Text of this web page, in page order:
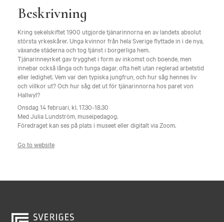
Beskrivning
Kring sekelskiftet 1900 utgjorde tjänarinnorna en av landets absolut
största yrkeskårer. Unga kvinnor från hela Sverige flyttade in i de nya,
växande städerna och tog tjänst i borgerliga hem.
Tjänarinneyrket gav trygghet i form av inkomst och boende, men
innebar också långa och tunga dagar, ofta helt utan reglerad arbetstid
eller ledighet. Vem var den typiska jungfrun, och hur såg hennes liv
och villkor ut? Och hur såg det ut för tjänarinnorna hos paret von
Hallwyl?
Onsdag 14 februari, kl. 17.30-18.30
Med Julia Lundström, museipedagog.
Föredraget kan ses på plats i museet eller digitalt via Zoom.
Go to website